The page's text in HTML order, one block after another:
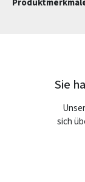
Sie
sich